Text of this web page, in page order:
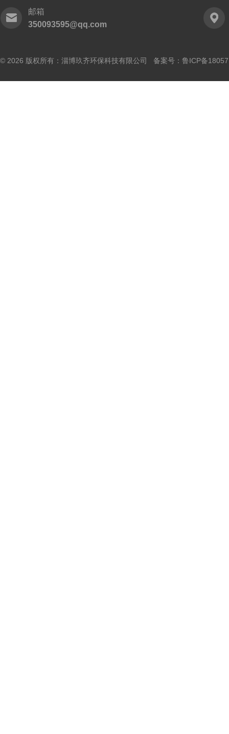
邮箱
350093595@qq.com
© 2026 版权所有：淄博玖齐环保科技有限公司 备案号： 鲁ICP备